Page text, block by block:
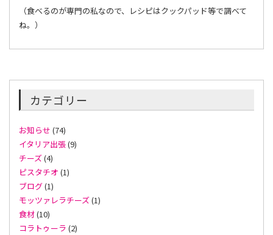
（食べるのが専門の私なので、レシピはクックパッド等で調べて
ね。）
カテゴリー
お知らせ (74)
イタリア出張(9)
チーズ(4)
ピスタチオ (1)
ブログ(1)
モッツァレラチーズ(1)
食材(10)
コラトゥーラ (2)